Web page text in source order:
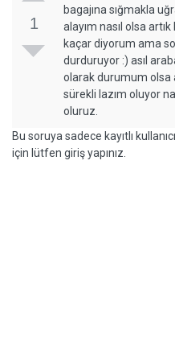
1
bagajına sığmakla
alayım nasıl olsa
kaçar diyorum ama
durduruyor :) asıl
olarak durumum olsa
sürekli lazım oluyor
oluruz.
Bu soruya sadece kayıtlı
için lütfen giriş yapınız.